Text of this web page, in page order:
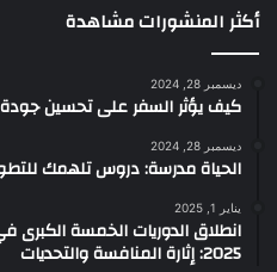
أكثر المنشورات مشاهدة
ديسمبر 28, 2024
كيف يؤثر السفر على تحسين جودة
ديسمبر 28, 2024
الحياة مدرسة: دروس تلهمك
يناير 1, 2025
انطلاق الدوريات الخمسة الكبرى
2025: إثارة المنافسة والتحديات